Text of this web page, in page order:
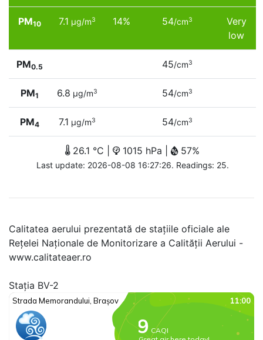
PM10 7.1 µg/m3 14% 54/cm3
Very
low
PM0.5 45/cm3
PM1 6.8 µg/m3 54/cm3
PM4 7.1 µg/m3 54/cm3
26.1 °C | 1015 hPa | 57%
Last update: 2026-08-08 16:27:26. Readings: 25.
Calitatea aerului prezentată de stațiile oficiale ale
Rețelei Naționale de Monitorizare a Calității Aerului -
www.calitateaer.ro
Stația BV-2